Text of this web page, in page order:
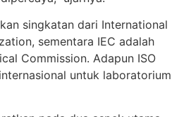
singkatan dari International
sementara IEC adalah
Commission. Adapun ISO
untuk laboratorium